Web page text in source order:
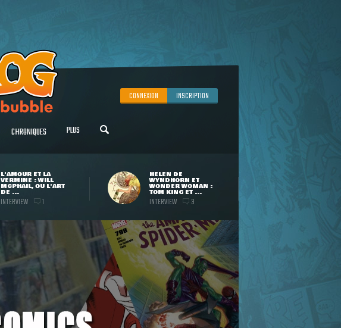
CONNEXION INSCRIPTION
CHRONIQUES PLUS
L'AMOUR ET LA
VERMINE : WILL
MCPHAIL, OU L'ART
DE ...
INTERVIEW 1
HELEN DE
WYNDHORN ET
WONDER WOMAN :
TOM KING ET ...
INTERVIEW 3